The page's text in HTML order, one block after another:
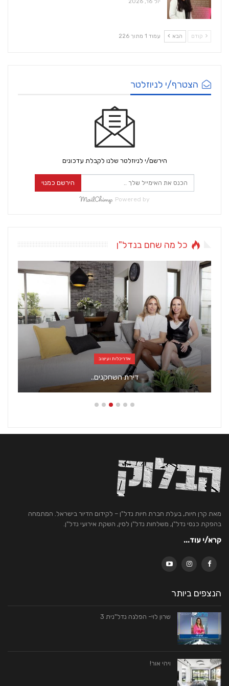
קודם הבא עמוד 1 מתוך 226
הצטרף/י לניוזלטר
הירשם/י לניוזלטר שלנו לקבלת עדכונים
הירשם כמנוי
Powered by
כל מה שחם בנדל"ן
אדריכלות ועיצוב
דירת השחקנים..
מאת קרן חיות, בעלת חברת חיות נדל"ן – לקידום הדיור בישראל. המתמחה
בהפקת כנסי נדל"ן, משלחות נדל"ן לסין, השקת אירועי נדל"ן.
קרא/י עוד...
הנצפים ביותר
שרון לוי- הפלגה נדל"נית 3
ויהי אור!